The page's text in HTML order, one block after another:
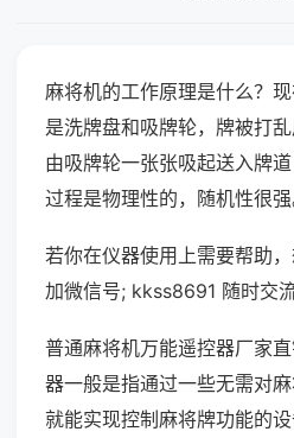
麻将机的工作原理是什么？
是洗牌盘和吸牌轮，牌被打
由吸牌轮一张张吸起送入牌
过程是物理性的，随机性很强
若你在仪器使用上需要帮助
加微信号; kkss8691 随时交流
普通麻将机万能遥控器厂家
器一般是指通过一些无需对
就能实现控制麻将牌功能的设